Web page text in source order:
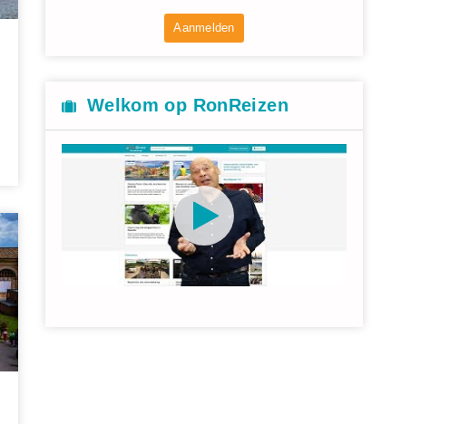
Aanmelden
Welkom op RonReizen